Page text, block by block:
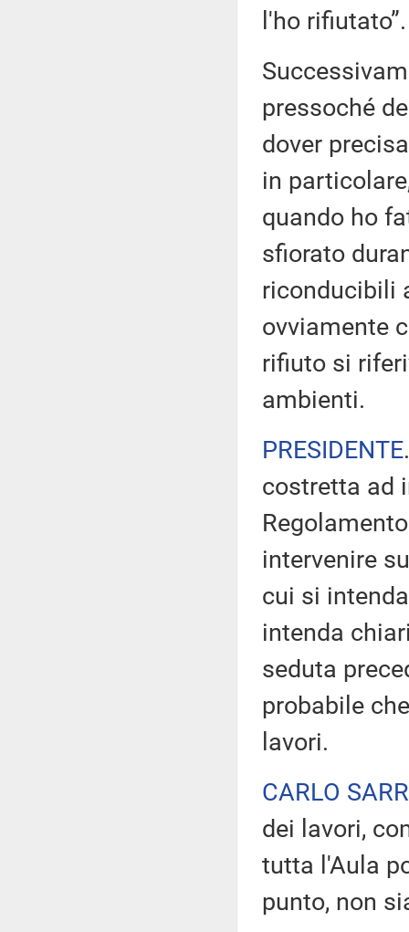
l'ho rifiutato”.
pressoché
dover
in
quando ho
sfiorato
riconducibili
ovviamente
rifiuto si
ambienti.
PRESIDENTE
costretta ad
intervenire
cui si
intenda
seduta
probabile
lavori.
CARLO
dei lavori,
tutta l'Aula
punto, non